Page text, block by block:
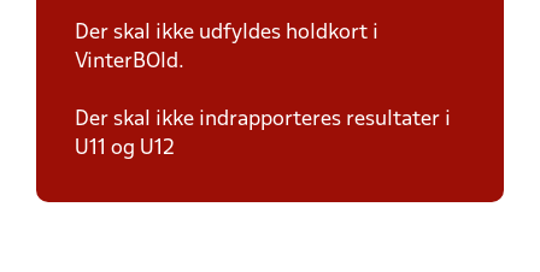
Der skal ikke udfyldes holdkort i
VinterBOld.
Der skal ikke indrapporteres resultater i
U11 og U12